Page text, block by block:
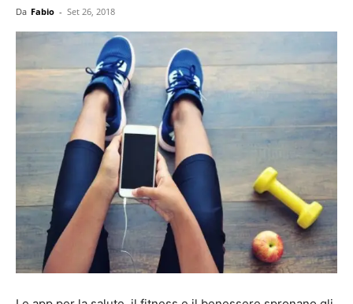
Da Fabio - Set 26, 2018